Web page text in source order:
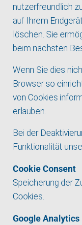
nutzerfreundlich
auf Ihrem
löschen. Sie
beim nächsten
Wenn Sie dies
Browser so
von Cookies
erlauben.
Bei der
Funktionalität
Cookie Consent
Speicherung der
Cookies.
Google Analytics